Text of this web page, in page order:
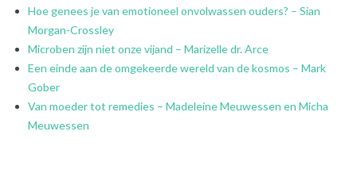
Hoe genees je van emotioneel onvolwassen ouders? – Sian
Morgan-Crossley
Microben zijn niet onze vijand – Marizelle dr. Arce
Een einde aan de omgekeerde wereld van de kosmos – Mark
Gober
Van moeder tot remedies – Madeleine Meuwessen en Micha
Meuwessen